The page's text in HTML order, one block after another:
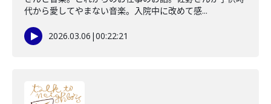
代から愛してやまない音楽。入院中に改めて感...
2026.03.06 |00:22:21